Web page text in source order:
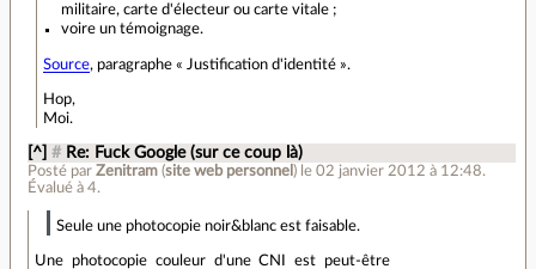
militaire, carte d'électeur ou carte vitale ;
voire un témoignage.
Source, paragraphe « Justification d'identité ».
Hop,
Moi.
[^] # Re: Fuck Google (sur ce coup là)
Posté parZenitram (site web personnel ) le 02 janvier 2012 à 12:48.
Évalué à4.
Seule une photocopie noir&blanc est faisable.
Une photocopie couleur d'une CNI est peut-être